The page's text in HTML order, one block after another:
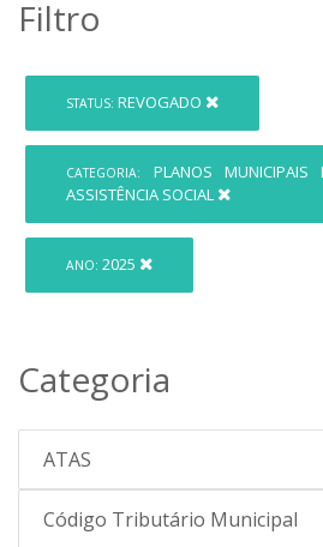
Filtro
STATUS: REVOGADO
CATEGORIA:
PLANOS MUNICIPAIS
ASSISTÊNCIA SOCIAL
ANO: 2025
Categoria
ATAS
Código Tributário Municipal